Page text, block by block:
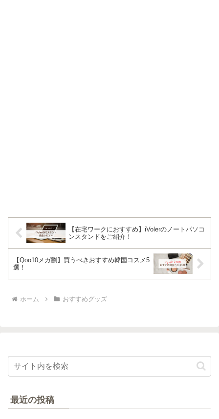
【在宅ワークにおすすめ】iVolerのノートパソコ
ンスタンドをご紹介！
【Qoo10メガ割】買うべきおすすめ韓国コスメ5
選！
ホーム おすすめグッズ
最近の投稿